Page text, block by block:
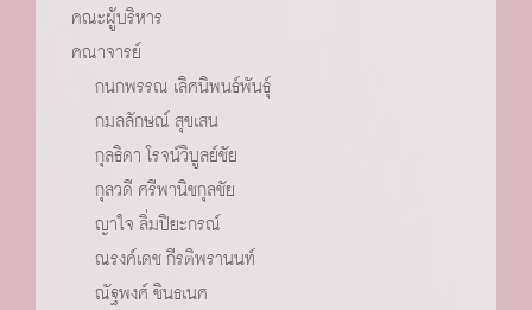
คณะผู้บริหาร
คณาจารย์
กนกพรรณ เลิศนิพนธ์พันธุ์
กมลลักษณ์ สุขเสน
กุลธิดา โรจน์วิบูลย์ชัย
กุลวดี ศรีพานิชกุลชัย
ญาใจ ลิ่มปิยะกรณ์
ณรงค์เดช กีรติพรานนท์
ณัฐพงศ์ ชินธเนศ